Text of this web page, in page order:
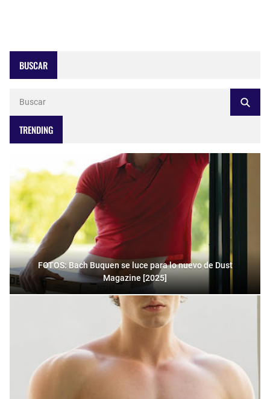
BUSCAR
TRENDING
FOTOS: Bach Buquen se luce para lo nuevo de Dust
Magazine [2025]